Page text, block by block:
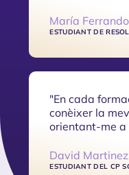
María
ESTUDIANT DE
"En cada
conèixer la
orientant-me a
David Martinez
ESTUDIANT DEL CP